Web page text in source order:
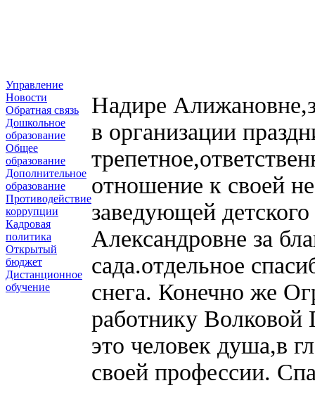
Управление
Новости
Обратная связь
Дошкольное
образование
Общее
образование
Дополнительное
образование
Противодействие
коррупции
Кадровая
политика
Открытый
бюджет
Дистанционное
обучение
Надире
в организации
отношение к своей
заведующей
Александровне за
сада.отдельное
снега. Конечно же
работнику Волковой
это человек душа,в
своей профессии.